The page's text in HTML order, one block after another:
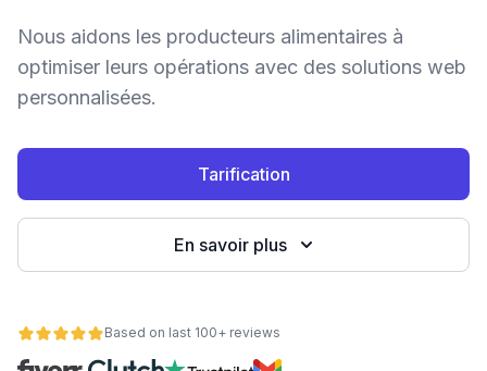
Nous aidons les producteurs alimentaires à
optimiser leurs opérations avec des solutions web
personnalisées.
Tarification
En savoir plus
Based on last 100+ reviews